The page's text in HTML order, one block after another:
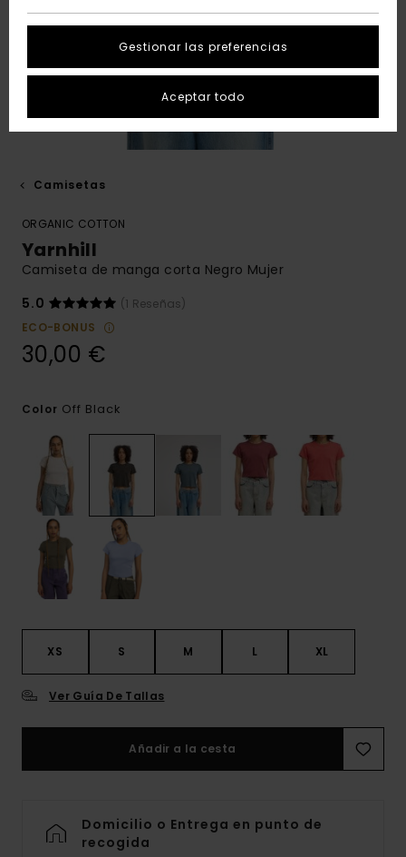
Camisetas
ORGANIC COTTON
Yarnhill
Camiseta de manga corta Negro Mujer
5.0
(1 Reseñas)
ECO-BONUS
30,00 €
Color Off Black
XS S M L XL
Ver Guía De Tallas
Añadir a la cesta
Domicilio o Entrega en punto de
recogida
Gestionar las preferencias
Aceptar todo